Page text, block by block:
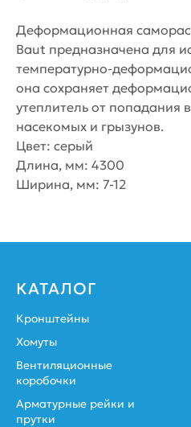
Деформационная
Baut предназначена для
температурно-
она сохраняет
утеплитель от попадания
насекомых и грызунов.
Цвет: серый
Длина, мм: 4300
Ширина, мм: 7-12
КАТАЛОГ
Кронштейны
Хомуты
Вентиляционные
коробочки
Арматурные рейки и
прутки